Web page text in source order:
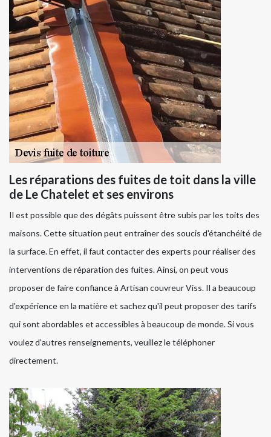
Les réparations des fuites de toit dans la ville
de Le Chatelet et ses environs
Il est possible que des dégâts puissent être subis par les toits des
maisons. Cette situation peut entraîner des soucis d'étanchéité de
la surface. En effet, il faut contacter des experts pour réaliser des
interventions de réparation des fuites. Ainsi, on peut vous
proposer de faire confiance à Artisan couvreur Viss. Il a beaucoup
d'expérience en la matière et sachez qu'il peut proposer des tarifs
qui sont abordables et accessibles à beaucoup de monde. Si vous
voulez d'autres renseignements, veuillez le téléphoner
directement.